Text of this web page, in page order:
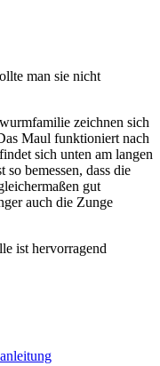
man sie nicht
zeichnen sich
Maul funktioniert nach
sich unten am langen
bemessen, dass die
gut
auch die Zunge
ist hervorragend